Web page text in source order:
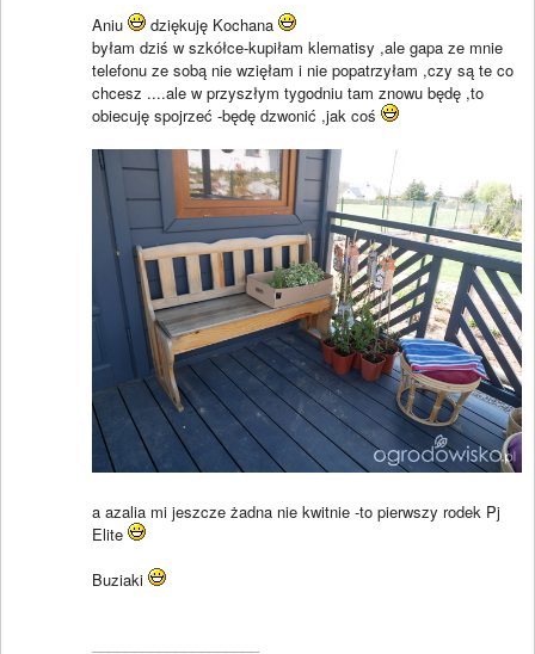
Aniu
dziękuję Kochana
byłam dziś w szkółce-kupiłam klematisy ,ale gapa ze mnie
telefonu ze sobą nie wzięłam i nie popatrzyłam ,czy są te co
chcesz ....ale w przyszłym tygodniu tam znowu będę ,to
obiecuję spojrzeć -będę dzwonić ,jak coś
a azalia mi jeszcze żadna nie kwitnie -to pierwszy rodek Pj
Elite
Buziaki